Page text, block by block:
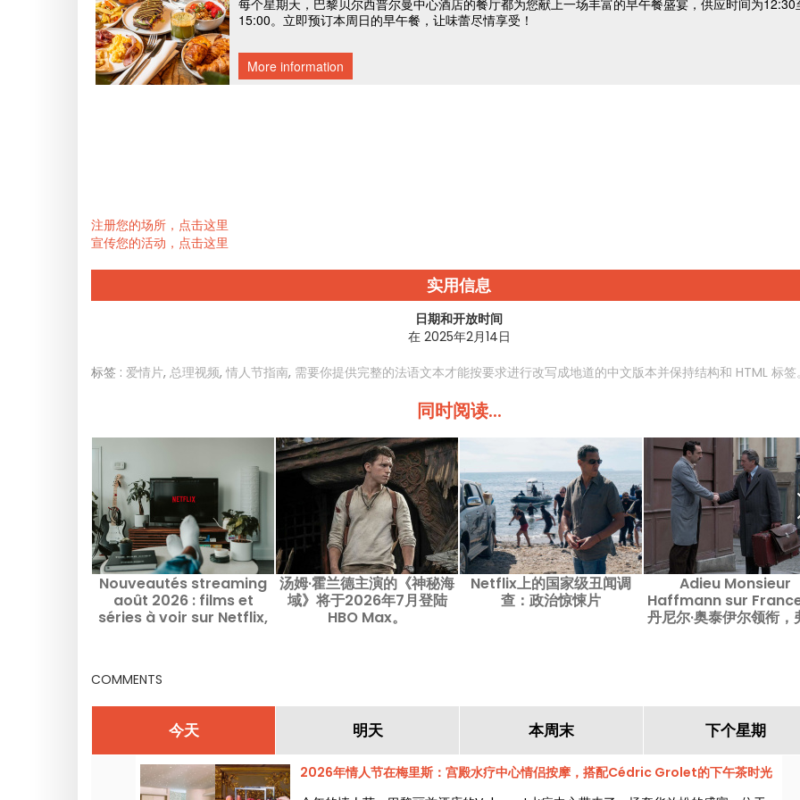
注册您的场所，点击这里
宣传您的活动，点击这里
实用信息
日期和开放时间
在 2025年2月14日
标签 : 爱情片, 总理视频, 情人节指南, 需要你提供完整的法语文本才能按要求进行改写成地道的中文版本并保持结构和 HTML 标签
同时阅读...
Nouveautés streaming
août 2026 : films et
séries à voir sur Netflix,
Video 值得观看的电影与剧
集
汤姆·霍兰德主演的《神秘海
域》将于2026年7月登陆
HBO Max。
Netflix上的国家级丑闻调
查：政治惊悚片
Adieu Monsieur
Haffmann sur
丹尼尔·奥泰伊尔领衔，
COMMENTS
今天 明天 本周末 下个星期
2026年情人节在梅里斯：宫殿水疗中心情侣按摩，搭配Cédric Grolet的下午茶时光